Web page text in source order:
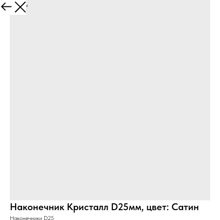
Все товары
Наконечник Кристалл D25мм, цвет: Сатин
Наконечники D25